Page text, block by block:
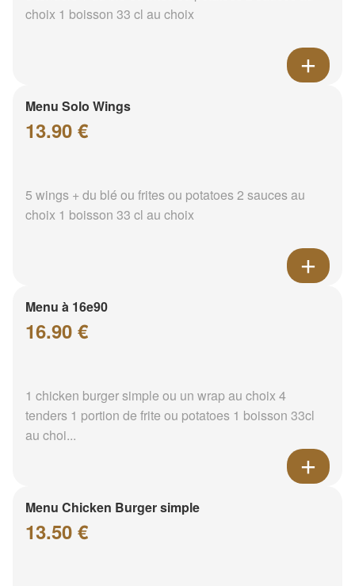
choix 1 boisson 33 cl au choix
Menu Solo Wings
13.90 €
5 wings + du blé ou frites ou potatoes 2 sauces au
choix 1 boisson 33 cl au choix
Menu à 16e90
16.90 €
1 chicken burger simple ou un wrap au choix 4
tenders 1 portion de frite ou potatoes 1 boisson 33cl
au choi...
Menu Chicken Burger simple
13.50 €